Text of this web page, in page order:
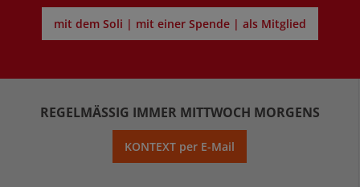
mit dem Soli | mit einer Spende | als Mitglied
REGELMÄSSIG IMMER MITTWOCH MORGENS
KONTEXT per E-Mail